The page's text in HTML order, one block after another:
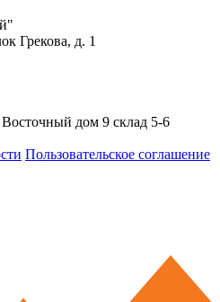
Грекова, д. 1
дом 9 склад 5-6
Пользовательское соглашение